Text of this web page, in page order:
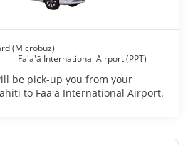
(Microbuz)
Fa'a'ā International Airport (PPT)
be pick-up you from your
to Faaʻa International Airport.